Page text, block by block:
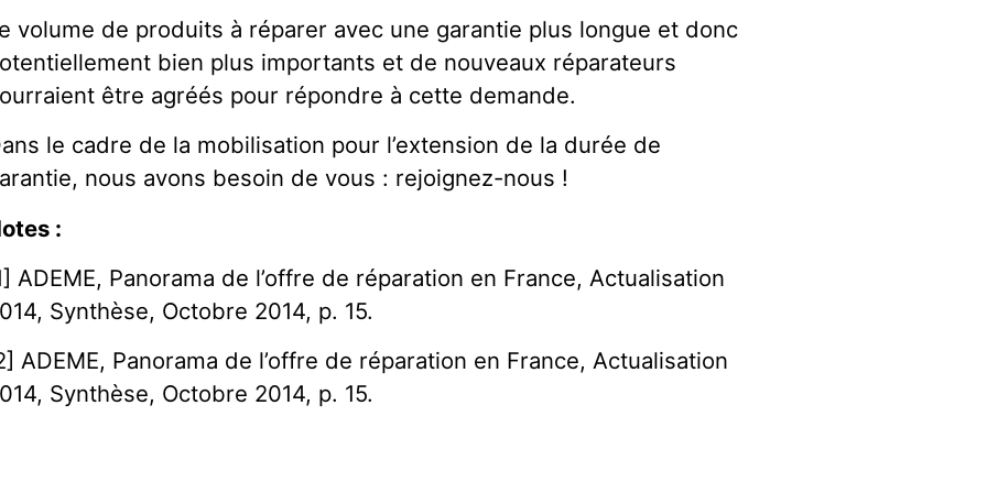
volume de produits à réparer avec une garantie plus longue et donc
bien plus importants et de nouveaux réparateurs
être agréés pour répondre à cette demande.
le cadre de la mobilisation pour l’extension de la durée de
nous avons besoin de vous : rejoignez-nous !
:
ADEME, Panorama de l’offre de réparation en France, Actualisation
Synthèse, Octobre 2014, p. 15.
ADEME, Panorama de l’offre de réparation en France, Actualisation
Synthèse, Octobre 2014, p. 15.